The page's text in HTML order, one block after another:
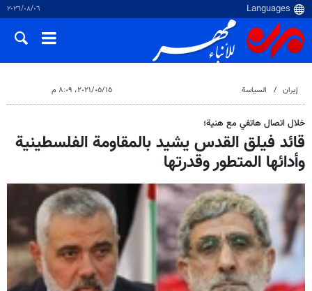
٠٦‏/٠٨‏/٢٠٢٦
إيران السياسة ١٥‏/٠٥‏/٢٠٢١، ٨:٠٩ م
خلال اتصال هاتفي مع هنية؛
قائد فيلق القدس يشيد بالمقاومة الفلسطينية
وأدائها المتطور وقدرتها